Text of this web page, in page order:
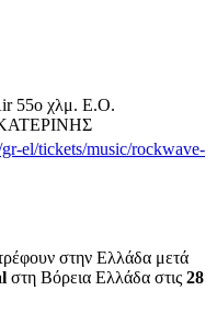
55ο χλμ. Ε.Ο.
el/tickets/music/rockwave-
στην Ελλάδα μετά
στη Βόρεια Ελλάδα στις 28